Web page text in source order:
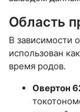
Область
В зависимости
использован
время родов.
Овертон